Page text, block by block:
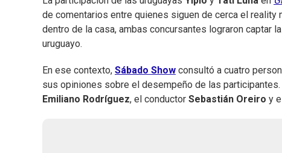
de comentarios entre quienes siguen de cerca el
dentro de la casa, ambas concursantes lograron captar
uruguayo.
En ese contexto, Sábado Show consultó a cuatro
sus opiniones sobre el desempeño de las
Emiliano Rodríguez, el conductor Sebastián Oreiro y